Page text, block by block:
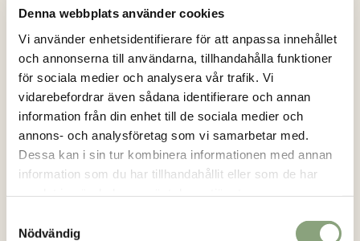
Denna webbplats använder cookies
Vi använder enhetsidentifierare för att anpassa innehållet
och annonserna till användarna, tillhandahålla funktioner
för sociala medier och analysera vår trafik. Vi
vidarebefordrar även sådana identifierare och annan
information från din enhet till de sociala medier och
annons- och analysföretag som vi samarbetar med.
Dessa kan i sin tur kombinera informationen med annan
information som du har tillhandahållit eller som de har
Nödvändig
Loikashop är en e-handel som drivs av en familj i
produkterna som säljs här, tillverkas alltid i
begränsad upplaga. På så sätt kan du vara säker
på att du får en unik stil. Läs mer..
Kontakt
info@loikashop.se
0736-858626
Instagram